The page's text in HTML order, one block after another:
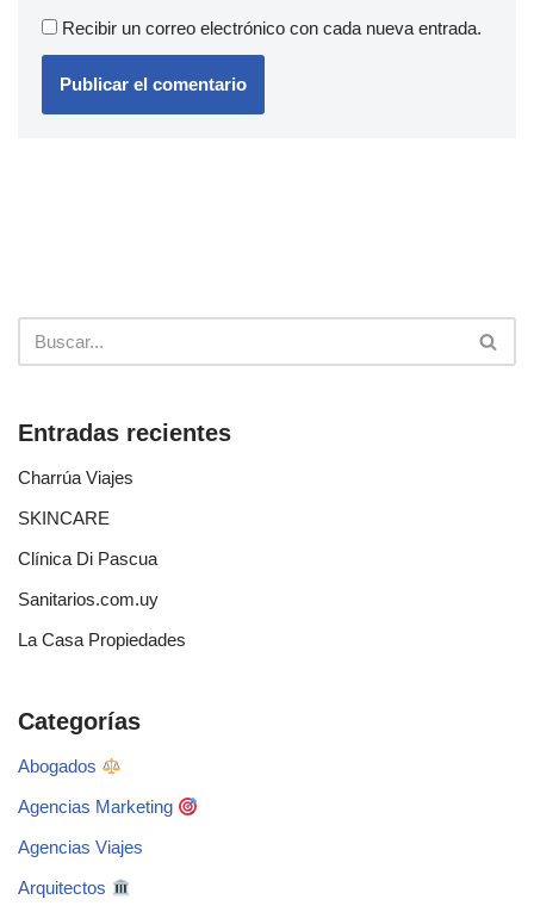
Recibir un correo electrónico con cada nueva entrada.
Entradas recientes
Charrúa Viajes
SKINCARE
Clínica Di Pascua
Sanitarios.com.uy
La Casa Propiedades
Categorías
Abogados
Agencias Marketing
Agencias Viajes
Arquitectos